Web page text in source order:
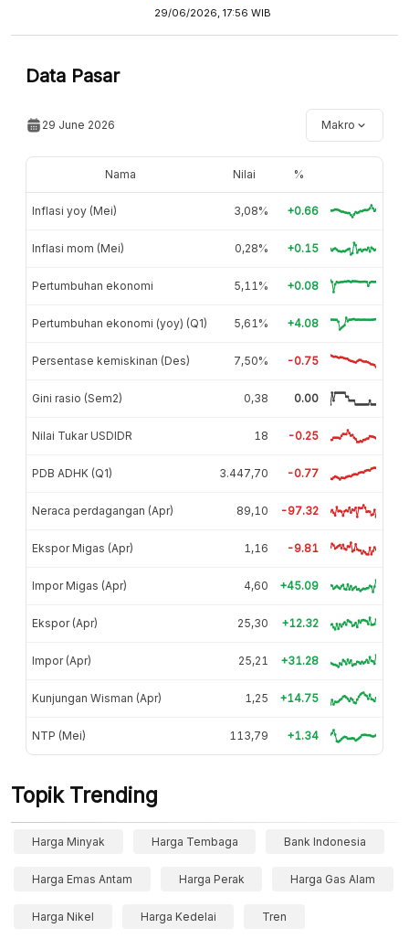
29/06/2026, 17:56 WIB
Data Pasar
29 June 2026 Makro
Nama Nilai %
Inflasi yoy (Mei) 3,08% +0.66
Inflasi mom (Mei) 0,28% +0.15
Pertumbuhan ekonomi 5,11% +0.08
Pertumbuhan ekonomi (yoy) (Q1) 5,61% +4.08
Persentase kemiskinan (Des) 7,50% -0.75
Gini rasio (Sem2) 0,38 0.00
Nilai Tukar USDIDR 18 -0.25
PDB ADHK (Q1) 3.447,70 -0.77
Neraca perdagangan (Apr) 89,10 -97.32
Ekspor Migas (Apr) 1,16 -9.81
Impor Migas (Apr) 4,60 +45.09
Ekspor (Apr) 25,30 +12.32
Impor (Apr) 25,21 +31.28
Kunjungan Wisman (Apr) 1,25 +14.75
NTP (Mei) 113,79 +1.34
Topik Trending
Harga Minyak Harga Tembaga Bank Indonesia
Harga Emas Antam Harga Perak Harga Gas Alam
Harga Nikel Harga Kedelai Tren